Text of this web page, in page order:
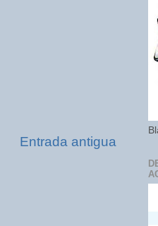
Entrada antigua